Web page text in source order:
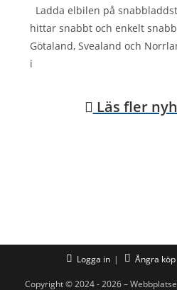
Ladda elbilen på
hittar snabbt och enkelt
Götaland, Svealand och
i
Läs fler
Logga in Ångra köp
Copyright © 2024 - 2026 –